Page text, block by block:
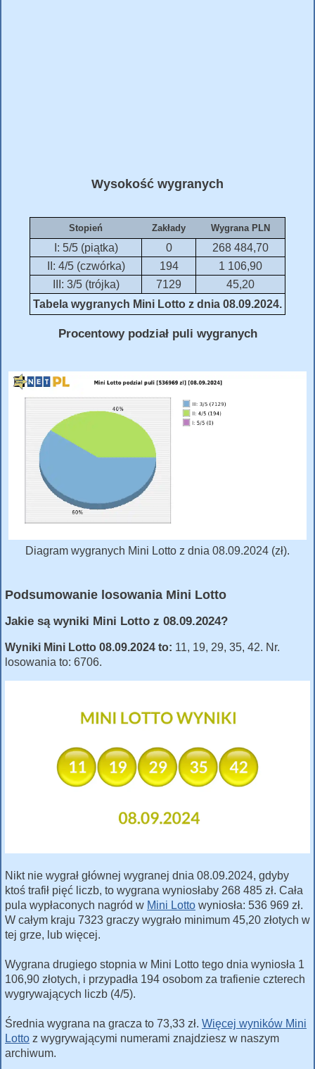
Wysokość wygranych
Stopień Zakłady Wygrana PLN
I: 5/5 (piątka) 0
268 484,70
II: 4/5 (czwórka)
194
1 106,90
III: 3/5 (trójka)
7129
45,20
Tabela wygranych Mini Lotto z dnia 08.09.2024.
Procentowy podział puli wygranych
Diagram wygranych Mini Lotto z dnia 08.09.2024 (zł).
Podsumowanie losowania Mini Lotto
Jakie są wyniki Mini Lotto z 08.09.2024?
Wyniki Mini Lotto 08.09.2024 to: 11, 19, 29, 35, 42. Nr.
losowania to: 6706.
Nikt nie wygrał głównej wygranej dnia 08.09.2024, gdyby
ktoś trafił pięć liczb, to wygrana wyniosłaby 268 485 zł. Cała
pula wypłaconych nagród w Mini Lotto wyniosła: 536 969 zł.
W całym kraju 7323 graczy wygrało minimum 45,20 złotych w
tej grze, lub więcej.
Wygrana drugiego stopnia w Mini Lotto tego dnia wyniosła 1
106,90 złotych, i przypadła 194 osobom za trafienie czterech
wygrywających liczb (4/5).
Średnia wygrana na gracza to 73,33 zł. Więcej wyników Mini
Lotto z wygrywającymi numerami znajdziesz w naszym
archiwum.